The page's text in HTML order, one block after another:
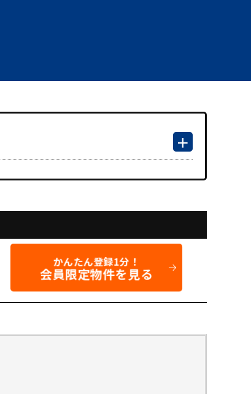
かんたん登録1分！
会員限定物件を見る